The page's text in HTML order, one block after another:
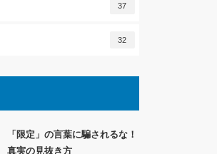
37
32
「限定」の言葉に騙されるな！
真実の見抜き方